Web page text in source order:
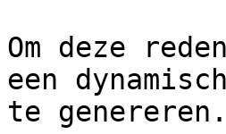
Om deze
een
te genereren.